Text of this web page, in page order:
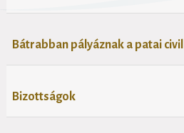
Bátrabban pályáznak a patai
Bizottságok